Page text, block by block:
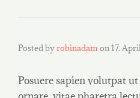
Posted byrobinadam on 17.
Posuere sapien volutpat